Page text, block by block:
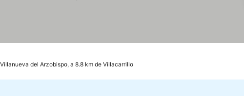
Villanueva del Arzobispo, a 8.8 km de Villacarrillo